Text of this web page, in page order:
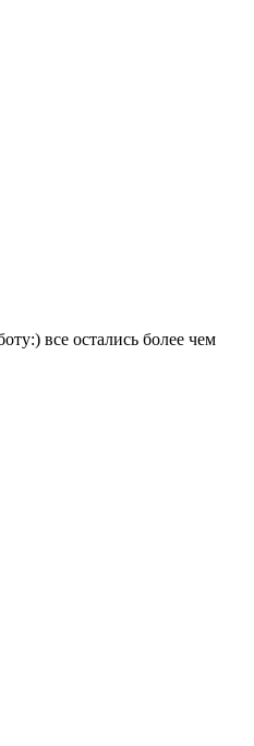
все остались более чем